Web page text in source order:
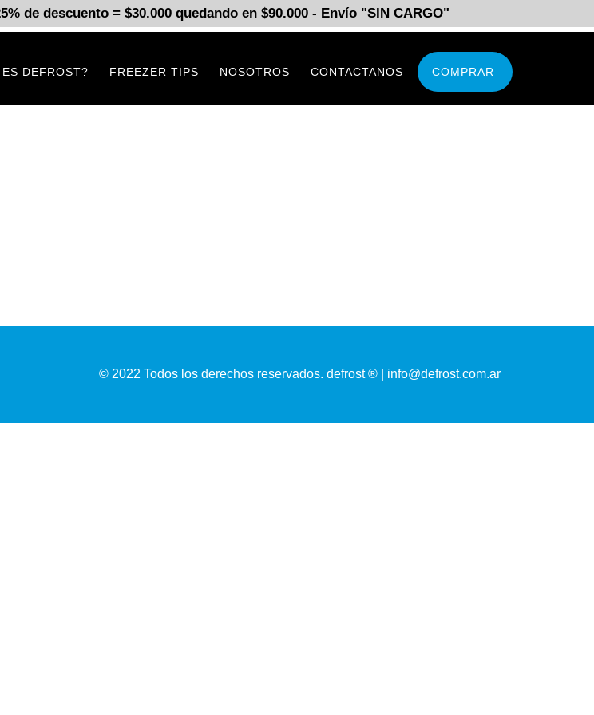
de descuento = $30.000 quedando en $90.000 - Envío "SIN CARGO"
DEFROST? FREEZER TIPS NOSOTROS CONTACTANOS COMPRAR
© 2022 Todos los derechos reservados. defrost ® | info@defrost.com.ar